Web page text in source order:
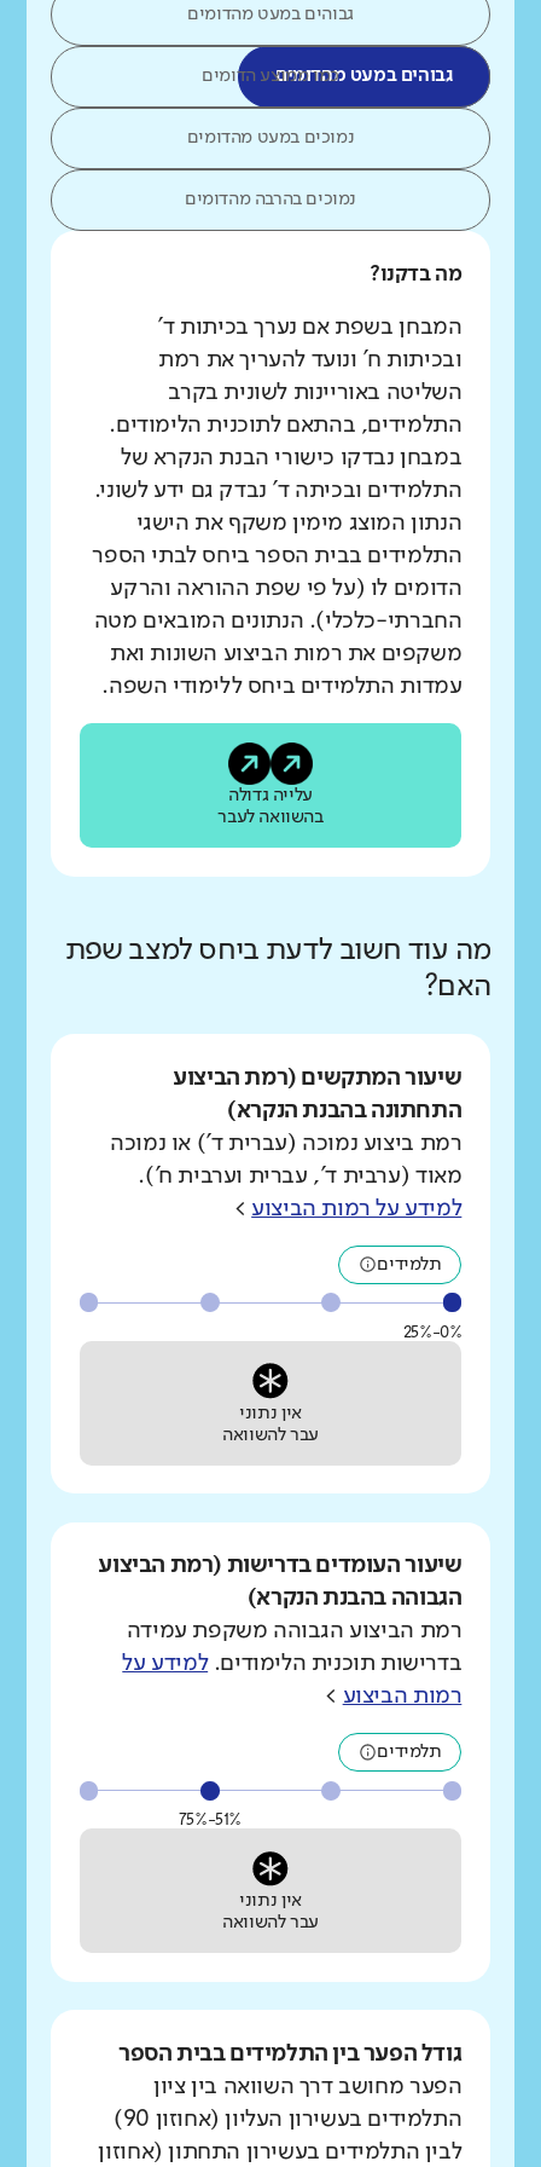
גבוהים במעט מהדומים
גבוהים במעט מהדומיםכמו ממוצע הדומים
נמוכים במעט מהדומים
נמוכים בהרבה מהדומים
מה בדקנו?
המבחן בשפת אם נערך בכיתות ד'
ובכיתות ח' ונועד להעריך את רמת
השליטה באוריינות לשונית בקרב
התלמידים, בהתאם לתוכנית הלימודים.
במבחן נבדקו כישורי הבנת הנקרא של
התלמידים ובכיתה ד' נבדק גם ידע לשוני.
הנתון המוצג מימין משקף את הישגי
התלמידים בבית הספר ביחס לבתי הספר
הדומים לו (על פי שפת ההוראה והרקע
החברתי-כלכלי). הנתונים המובאים מטה
משקפים את רמות הביצוע השונות ואת
עמדות התלמידים ביחס ללימודי השפה.
עלייה גדולה
בהשוואה לעבר
מה עוד חשוב לדעת ביחס למצב שפת
האם?
שיעור המתקשים (רמת הביצוע
התחתונה בהבנת הנקרא)
רמת ביצוע נמוכה (עברית ד') או נמוכה
מאוד (ערבית ד', עברית וערבית ח').
למידע על רמות הביצוע >
תלמידים
0%-25%
אין נתוני
עבר להשוואה
שיעור העומדים בדרישות (רמת הביצוע
הגבוהה בהבנת הנקרא)
רמת הביצוע הגבוהה משקפת עמידה
בדרישות תוכנית הלימודים.למידע על
רמות הביצוע >
תלמידים
51%-75%
אין נתוני
עבר להשוואה
גודל הפער בין התלמידים בבית הספר
הפער מחושב דרך השוואה בין ציון
התלמידים בעשירון העליון (אחוזון 90)
לבין התלמידים בעשירון התחתון (אחוזון